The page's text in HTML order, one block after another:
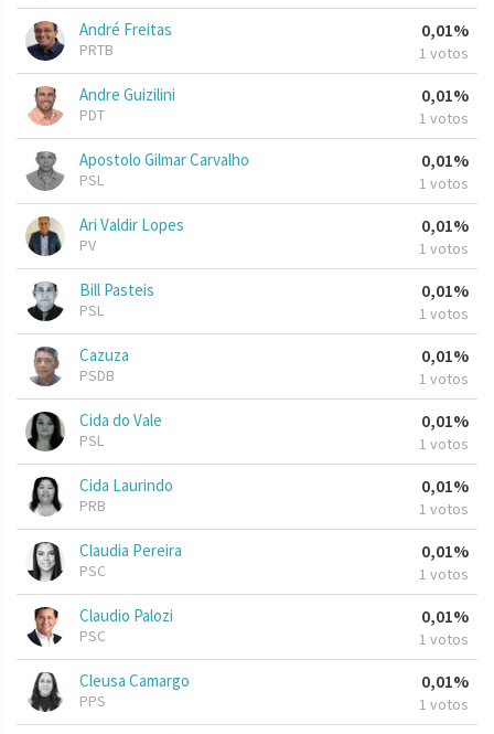
André Freitas
PRTB
0,01%
1 votos
Andre Guizilini
PDT
0,01%
1 votos
Apostolo Gilmar Carvalho
PSL
0,01%
1 votos
Ari Valdir Lopes
PV
0,01%
1 votos
Bill Pasteis
PSL
0,01%
1 votos
Cazuza
PSDB
0,01%
1 votos
Cida do Vale
PSL
0,01%
1 votos
Cida Laurindo
PRB
0,01%
1 votos
Claudia Pereira
PSC
0,01%
1 votos
Claudio Palozi
PSC
0,01%
1 votos
Cleusa Camargo
PPS
0,01%
1 votos